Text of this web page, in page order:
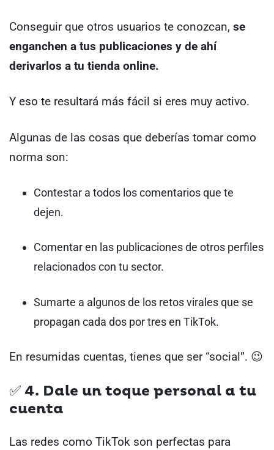
Conseguir que otros usuarios te conozcan, se
enganchen a tus publicaciones y de ahí
derivarlos a tu tienda online.
Y eso te resultará más fácil si eres muy activo.
Algunas de las cosas que deberías tomar como
norma son:
Contestar a todos los comentarios que te
dejen.
Comentar en las publicaciones de otros perfiles
relacionados con tu sector.
Sumarte a algunos de los retos virales que se
propagan cada dos por tres en TikTok.
En resumidas cuentas, tienes que ser “social”. 😉
✅ 4. Dale un toque personal a tu
cuenta
Las redes como TikTok son perfectas para